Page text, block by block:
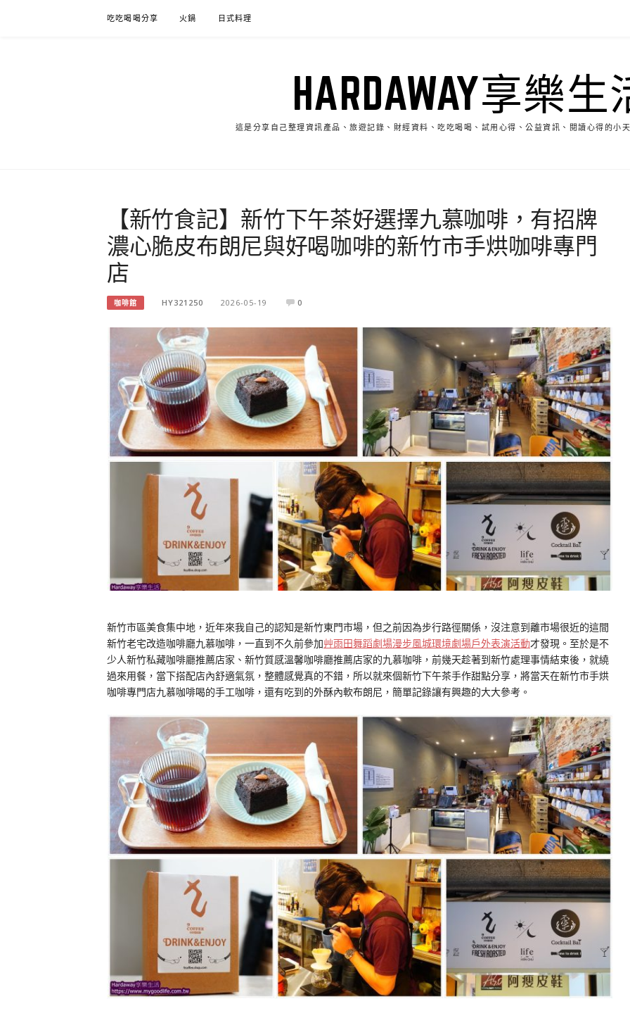
吃吃喝喝分享 火鍋 日式料理
HARDAWAY享樂生
這是分享自己整理資訊產品、旅遊記錄、財經資料、吃吃喝喝、試用心得、公益資訊、閱讀心得的小
【新竹食記】新竹下午茶好選擇九慕咖啡，有招牌
濃心脆皮布朗尼與好喝咖啡的新竹市手烘咖啡專門
店
咖啡館 HY321250 2026-05-19 0
新竹市區美食集中地，近年來我自己的認知是新竹東門市場，但之前因為步行路徑關係，沒注意到離市場很近的這間
新竹老宅改造咖啡廳九慕咖啡，一直到不久前參加艸雨田舞蹈劇場漫步風城環境劇場戶外表演活動才發現。至於是不
少人新竹私藏咖啡廳推薦店家、新竹質感溫馨咖啡廳推薦店家的九慕咖啡，前幾天趁著到新竹處理事情結束後，就繞
過來用餐，當下搭配店內舒適氣氛，整體感覺真的不錯，所以就來個新竹下午茶手作甜點分享，將當天在新竹市手烘
咖啡專門店九慕咖啡喝的手工咖啡，還有吃到的外酥內軟布朗尼，簡單記錄讓有興趣的大大參考。